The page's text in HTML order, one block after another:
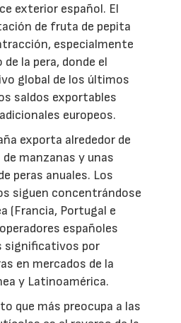
exterior español. El
de fruta de pepita
especialmente
la pera, donde el
global de los últimos
saldos exportables
europeos.
exporta alrededor de
manzanas y unas
peras anuales. Los
siguen concentrándose
(Francia, Portugal e
españoles
significativos por
en mercados de la
y Latinoamérica.
que más preocupa a las